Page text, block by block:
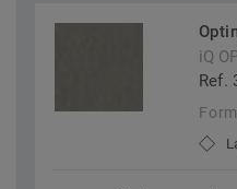
iQ
Ref.